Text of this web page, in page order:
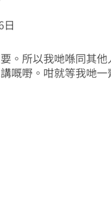
。所以我哋喺同其
嘅嘢。咁就等我哋一